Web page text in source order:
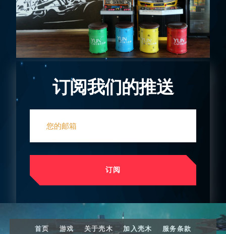
订阅我们的推送
订阅
首页 游戏 关于壳木 加入壳木
服务条款